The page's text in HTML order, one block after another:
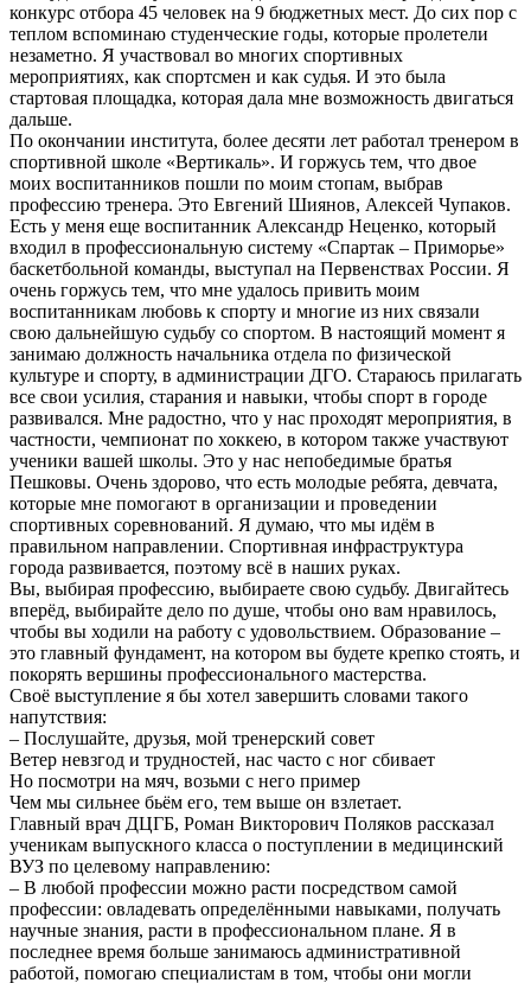
конкурс отбора 45 человек на 9 бюджетных мест. До сих пор с
теплом вспоминаю студенческие годы, которые пролетели
незаметно. Я участвовал во многих спортивных
мероприятиях, как спортсмен и как судья. И это была
стартовая площадка, которая дала мне возможность двигаться
дальше.
По окончании института, более десяти лет работал тренером в
спортивной школе «Вертикаль». И горжусь тем, что двое
моих воспитанников пошли по моим стопам, выбрав
профессию тренера. Это Евгений Шиянов, Алексей Чупаков.
Есть у меня еще воспитанник Александр Неценко, который
входил в профессиональную систему «Спартак – Приморье»
баскетбольной команды, выступал на Первенствах России. Я
очень горжусь тем, что мне удалось привить моим
воспитанникам любовь к спорту и многие из них связали
свою дальнейшую судьбу со спортом. В настоящий момент я
занимаю должность начальника отдела по физической
культуре и спорту, в администрации ДГО. Стараюсь прилагать
все свои усилия, старания и навыки, чтобы спорт в городе
развивался. Мне радостно, что у нас проходят мероприятия, в
частности, чемпионат по хоккею, в котором также участвуют
ученики вашей школы. Это у нас непобедимые братья
Пешковы. Очень здорово, что есть молодые ребята, девчата,
которые мне помогают в организации и проведении
спортивных соревнований. Я думаю, что мы идём в
правильном направлении. Спортивная инфраструктура
города развивается, поэтому всё в наших руках.
Вы, выбирая профессию, выбираете свою судьбу. Двигайтесь
вперёд, выбирайте дело по душе, чтобы оно вам нравилось,
чтобы вы ходили на работу с удовольствием. Образование –
это главный фундамент, на котором вы будете крепко стоять, и
покорять вершины профессионального мастерства.
Своё выступление я бы хотел завершить словами такого
напутствия:
– Послушайте, друзья, мой тренерский совет
Ветер невзгод и трудностей, нас часто с ног сбивает
Но посмотри на мяч, возьми с него пример
Чем мы сильнее бьём его, тем выше он взлетает.
Главный врач ДЦГБ, Роман Викторович Поляков рассказал
ученикам выпускного класса о поступлении в медицинский
ВУЗ по целевому направлению:
– В любой профессии можно расти посредством самой
профессии: овладевать определёнными навыками, получать
научные знания, расти в профессиональном плане. Я в
последнее время больше занимаюсь административной
работой, помогаю специалистам в том, чтобы они могли